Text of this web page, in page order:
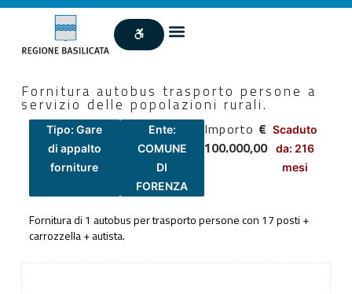
Fornitura autobus trasporto persone a
servizio delle popolazioni rurali.
Tipo: Gare
di appalto
forniture
Ente:
COMUNE
DI
FORENZA
Importo €
100.000,00
Scaduto
da: 216
mesi
Fornitura di 1 autobus per trasporto persone con 17 posti +
carrozzella + autista.